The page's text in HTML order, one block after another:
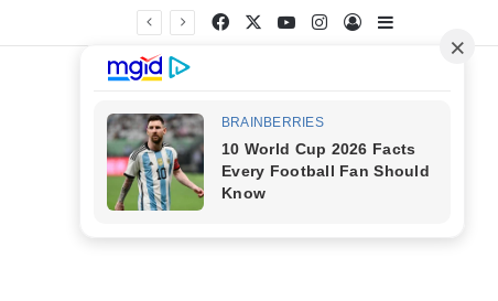
FacebookYouTubeInstagram
EntrarBarra Lateral